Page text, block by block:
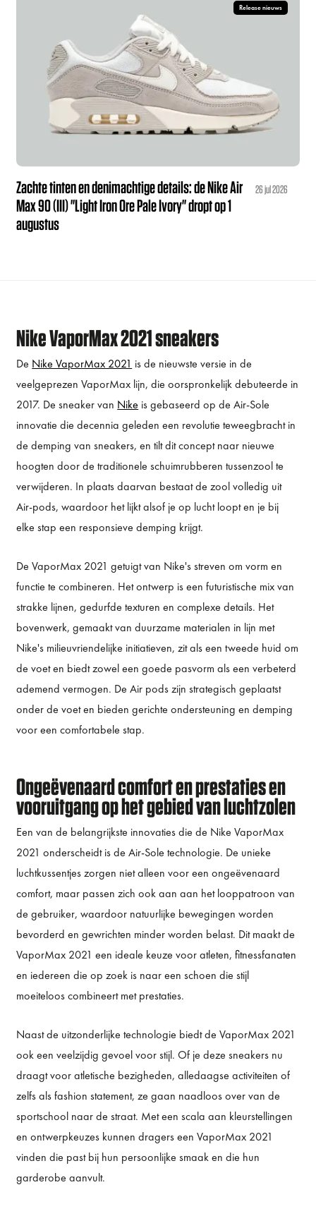
Release nieuws
Zachte tinten en denimachtige details: de Nike Air
Max 90 (III) "Light Iron Ore Pale Ivory" dropt op 1
augustus
26 jul 2026
Nike VaporMax 2021 sneakers
De Nike VaporMax 2021 is de nieuwste versie in de
veelgeprezen VaporMax lijn, die oorspronkelijk debuteerde in
2017. De sneaker van Nike is gebaseerd op de Air-Sole
innovatie die decennia geleden een revolutie teweegbracht in
de demping van sneakers, en tilt dit concept naar nieuwe
hoogten door de traditionele schuimrubberen tussenzool te
verwijderen. In plaats daarvan bestaat de zool volledig uit
Air-pods, waardoor het lijkt alsof je op lucht loopt en je bij
elke stap een responsieve demping krijgt.
De VaporMax 2021 getuigt van Nike's streven om vorm en
functie te combineren. Het ontwerp is een futuristische mix van
strakke lijnen, gedurfde texturen en complexe details. Het
bovenwerk, gemaakt van duurzame materialen in lijn met
Nike's milieuvriendelijke initiatieven, zit als een tweede huid om
de voet en biedt zowel een goede pasvorm als een verbeterd
ademend vermogen. De Air pods zijn strategisch geplaatst
onder de voet en bieden gerichte ondersteuning en demping
voor een comfortabele stap.
Ongeëvenaard comfort en prestaties en
vooruitgang op het gebied van luchtzolen
Een van de belangrijkste innovaties die de Nike VaporMax
2021 onderscheidt is de Air-Sole technologie. De unieke
luchtkussentjes zorgen niet alleen voor een ongeëvenaard
comfort, maar passen zich ook aan aan het looppatroon van
de gebruiker, waardoor natuurlijke bewegingen worden
bevorderd en gewrichten minder worden belast. Dit maakt de
VaporMax 2021 een ideale keuze voor atleten, fitnessfanaten
en iedereen die op zoek is naar een schoen die stijl
moeiteloos combineert met prestaties.
Naast de uitzonderlijke technologie biedt de VaporMax 2021
ook een veelzijdig gevoel voor stijl. Of je deze sneakers nu
draagt voor atletische bezigheden, alledaagse activiteiten of
zelfs als fashion statement, ze gaan naadloos over van de
sportschool naar de straat. Met een scala aan kleurstellingen
en ontwerpkeuzes kunnen dragers een VaporMax 2021
vinden die past bij hun persoonlijke smaak en die hun
garderobe aanvult.